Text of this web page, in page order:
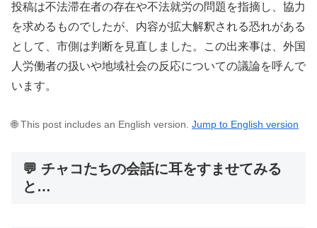
投稿は不法滞在者の存在や不法就労の問題を指摘し、協力
を求めるものでしたが、内容が拡大解釈される恐れがある
として、市側は判断を見直しました。この出来事は、外国
人労働者の扱いや地域社会の反応についての議論を呼んで
います。
🌐 This post includes an English version. Jump to English version
💬 チャコたちの会話に耳をすませてみる
と…